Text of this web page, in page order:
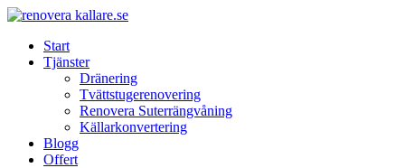
Skip
contentStart
Tjänster
Dränering
Tvättstugerenovering
Renovera Suterrängvåning
Källarkonvertering
Blogg
Offert